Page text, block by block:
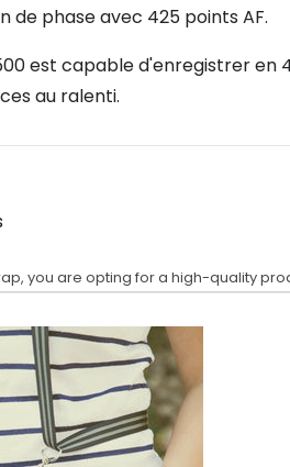
phase avec 425 points AF.
est capable d'enregistrer en
au ralenti.
you are opting for a high-quality